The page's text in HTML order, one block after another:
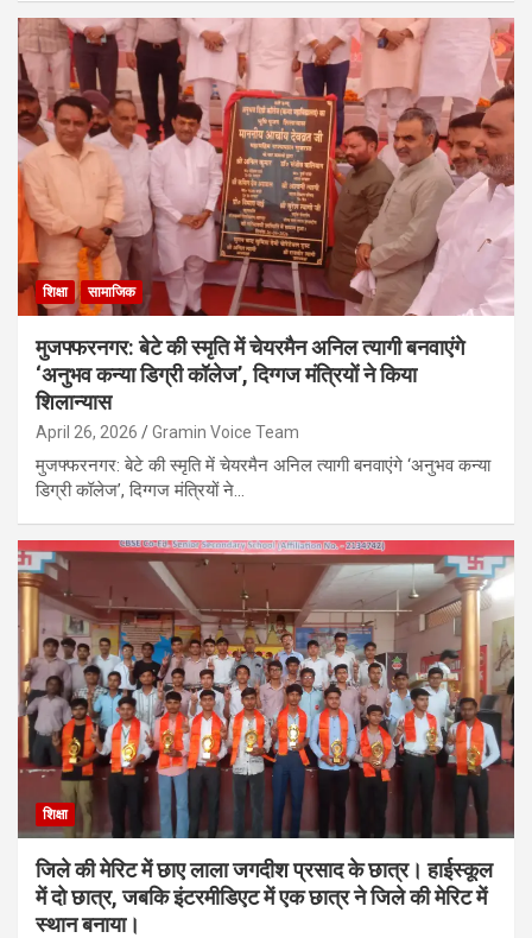
शिक्षा सामाजिक
मुजफ्फरनगर: बेटे की स्मृति में चेयरमैन अनिल त्यागी बनवाएंगे
‘अनुभव कन्या डिग्री कॉलेज’, दिग्गज मंत्रियों ने किया
शिलान्यास
April 26, 2026 Gramin Voice Team
मुजफ्फरनगर: बेटे की स्मृति में चेयरमैन अनिल त्यागी बनवाएंगे ‘अनुभव कन्या
डिग्री कॉलेज’, दिग्गज मंत्रियों ने…
शिक्षा
जिले की मेरिट में छाए लाला जगदीश प्रसाद के छात्र। हाईस्कूल
में दो छात्र, जबकि इंटरमीडिएट में एक छात्र ने जिले की मेरिट में
स्थान बनाया।